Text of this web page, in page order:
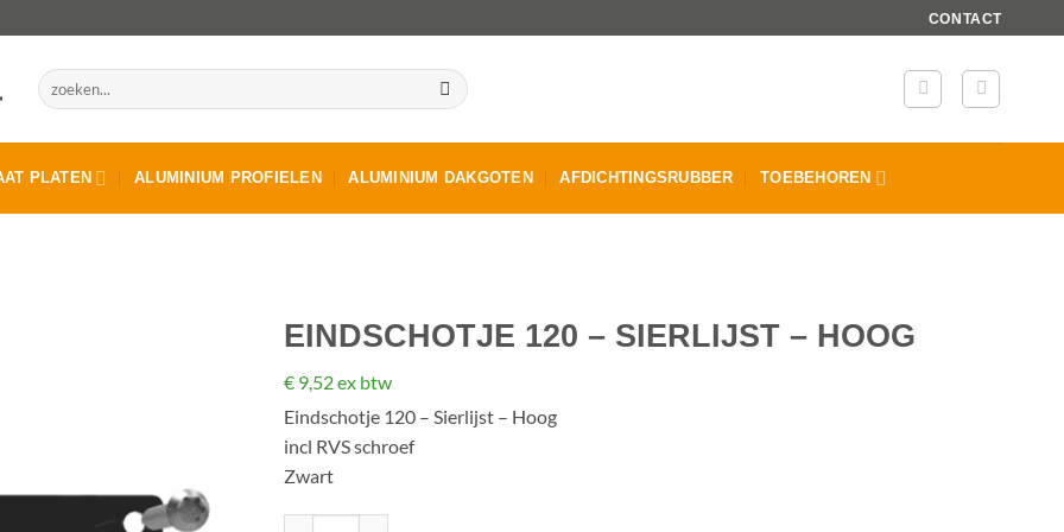
CONTACT
Zoeken
naar:
PLATEN ALUMINIUM PROFIELEN ALUMINIUM DAKGOTEN AFDICHTINGSRUBBER TOEBEHOREN
EINDSCHOTJE 120 – SIERLIJST – HOOG
€ 9,52ex btw
Eindschotje 120 – Sierlijst – Hoog
incl RVS schroef
Zwart